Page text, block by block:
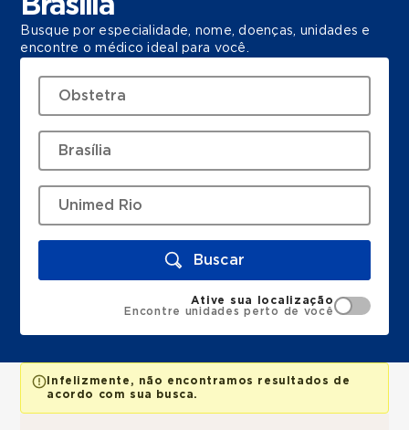
Busque por especialidade, nome, doenças, unidades e
encontre o médico ideal para você.
Buscar
Ative sua localização
Encontre unidades perto de você
Infelizmente, não encontramos resultados de
acordo com sua busca.